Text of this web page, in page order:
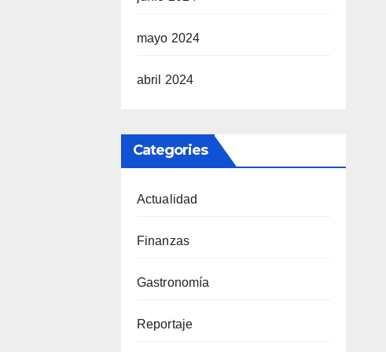
mayo 2024
abril 2024
Categories
Actualidad
Finanzas
Gastronomía
Reportaje